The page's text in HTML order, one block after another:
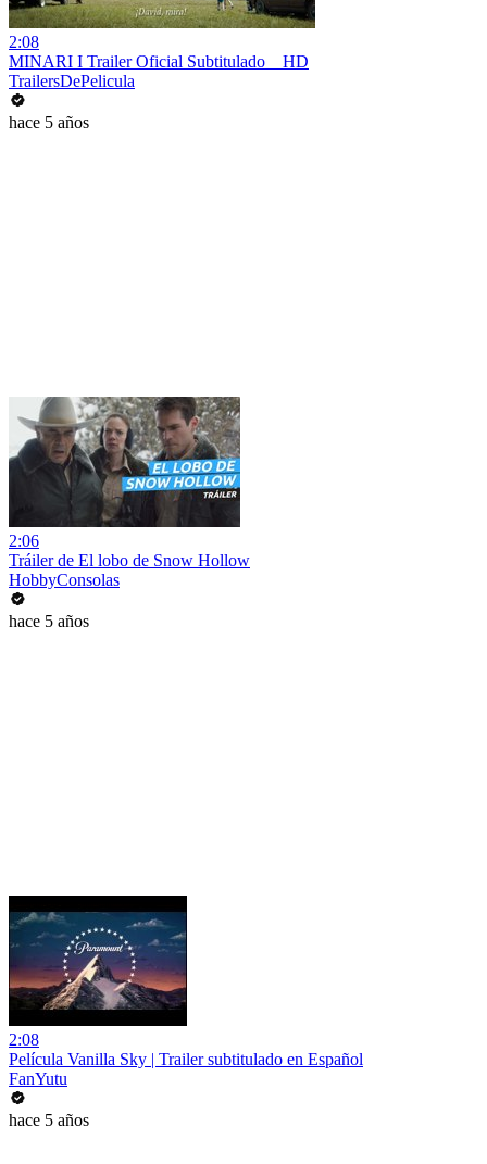
2:08
MINARI I Trailer Oficial Subtitulado _ HD
TrailersDePelicula
hace 5 años
2:06
Tráiler de El lobo de Snow Hollow
HobbyConsolas
hace 5 años
2:08
Película Vanilla Sky | Trailer subtitulado en Español
FanYutu
hace 5 años